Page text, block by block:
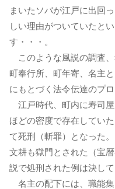
まいたソバが江戸に出回
しい理由がついていたと
す・・・。
このような風説の調査
町奉行所、町年寄、名主
にもとづく法令伝達のプ
江戸時代、町内に寿司屋
ほどの密度で存在してい
て死刑（斬罪）となった
文耕も獄門とされた（宝
説で処刑された例は決して
名主の配下には、職能集